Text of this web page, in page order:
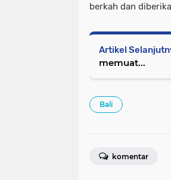
berkah dan
Artikel
memuat...
Bali
komentar